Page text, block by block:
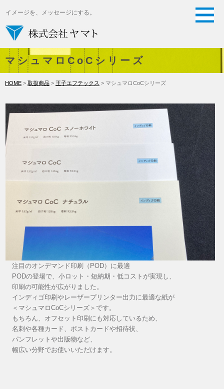
イメージを、メッセージにする。
マシュマロCoCシリーズ
HOME > 取扱商品 > 王子エフテックス > マシュマロCoCシリーズ
注目のオンデマンド印刷（POD）に最適
PODの登場で、小ロット・短納期・低コストが実現し、
印刷の可能性が広がりました。
インディゴ印刷やレーザープリンター出力に最適な紙が
＜マシュマロCoCシリーズ＞です。
もちろん、オフセット印刷にも対応しているため、
名刺や各種カード、ポストカードや招待状、
パンフレットや出版物など、
幅広い分野でお使いいただけます。